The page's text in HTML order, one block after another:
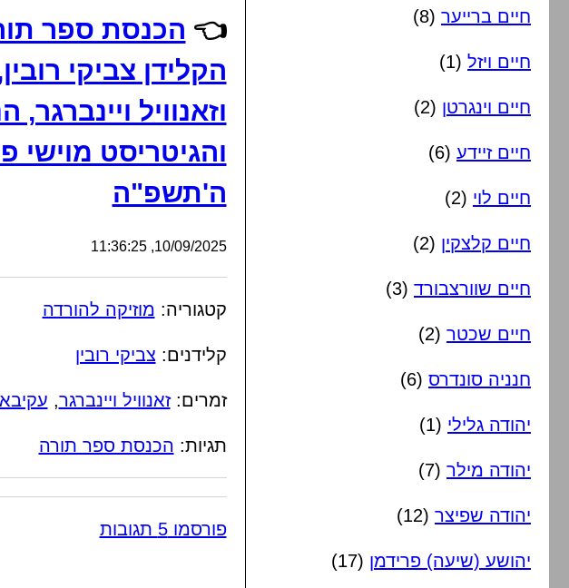
👈 הכנסת ספר
הקלידן צביקי
וזאנוויל ויינברגר,
והגיטריסט מוישי
ה'תשפ"ה
10/09/2025, 11:36:25
קטגוריה: מוזיקה להורדה
קלידנים: צביקי רובין
זמרים:זאנוויל ויינברגר,
תגיות: הכנסת ספר תורה
פורסמו 5 תגובות
חיים ברייער (8)
חיים ויזל (1)
חיים וינגרטן (2)
חיים זיידע (6)
חיים לוי (2)
חיים קלצקין (2)
חיים שוורצבורד (3)
חיים שכטר (2)
חנניה סונדרס (6)
יהודה גלילי (1)
יהודה מילר (7)
יהודה שפיצר (12)
יהושע (שיעה) פרידמן (17)